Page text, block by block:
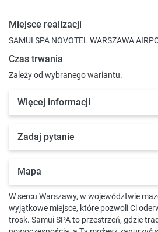
Miejsce realizacji
SAMUI SPA NOVOTEL WARSZAWA
Czas trwania
Zależy od wybranego wariantu.
Więcej informacji
Zadaj pytanie
Mapa
W sercu Warszawy, w województwie
wyjątkowe miejsce, które pozwoli Ci
trosk. Samui SPA to przestrzeń, gdzie